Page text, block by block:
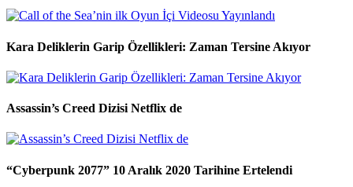
Kara Deliklerin Garip Özellikleri: Zaman Tersine Akıyor
Assassin’s Creed Dizisi Netflix de
“Cyberpunk 2077” 10 Aralık 2020 Tarihine Ertelendi